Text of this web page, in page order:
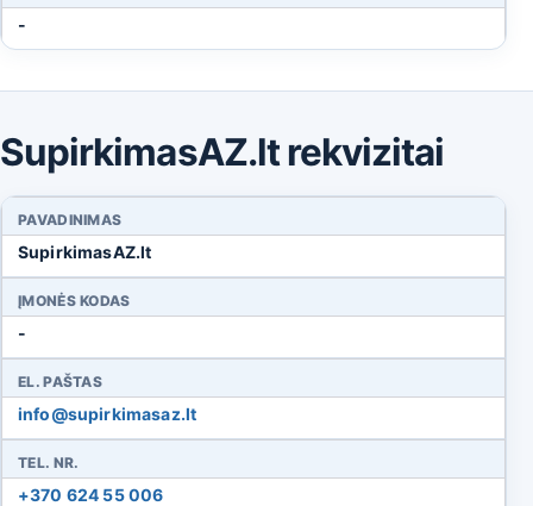
-
SupirkimasAZ.lt rekvizitai
PAVADINIMAS
SupirkimasAZ.lt
ĮMONĖS KODAS
-
EL. PAŠTAS
info@supirkimasaz.lt
TEL. NR.
+370 624 55 006